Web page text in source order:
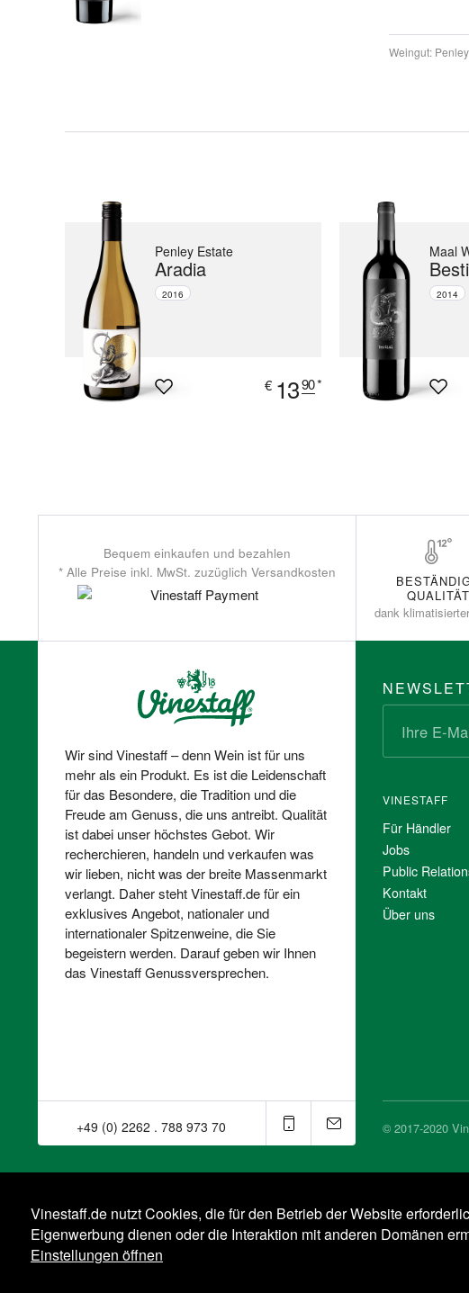
Weingut:
Penley Estate
Aradia
2016
€ 1390*
Maal
2014
Bequem einkaufen und bezahlen
* Alle Preise inkl. MwSt. zuzüglich Versandkosten
QUALITÄT
dank
Wir sind Vinestaff – denn Wein ist für uns
mehr als ein Produkt. Es ist die Leidenschaft
für das Besondere, die Tradition und die
Freude am Genuss, die uns antreibt. Qualität
ist dabei unser höchstes Gebot. Wir
recherchieren, handeln und verkaufen was
wir lieben, nicht was der breite Massenmarkt
verlangt. Daher steht Vinestaff.de für ein
exklusives Angebot, nationaler und
internationaler Spitzenweine, die Sie
begeistern werden. Darauf geben wir Ihnen
das Vinestaff Genussversprechen.
+49 (0) 2262 . 788 973 70⁠
VINESTAFF
Für Händler
Jobs
Public
Kontakt
Über uns
© 2017-2020
Vinestaff.de nutzt Cookies, die für den Betrieb der Website
Eigenwerbung dienen oder die Interaktion mit anderen Domänen
Einstellungen öffnen